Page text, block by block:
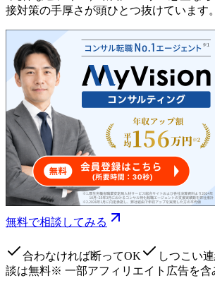
接対策の手厚さが頭ひとつ抜けています。
無料で相談してみる
合わなければ断ってOK しつこい
談は無料※ 一部アフィリエイト広告を含